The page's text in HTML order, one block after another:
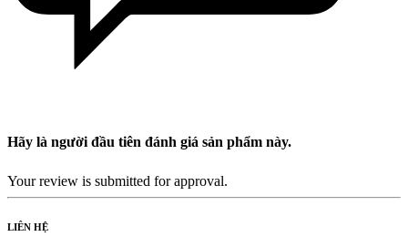
Hãy là người đầu tiên đánh giá sản phẩm này.
Your review is submitted for approval.
LIÊN HỆ